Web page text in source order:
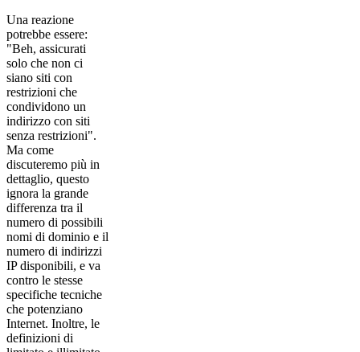
Una reazione
potrebbe essere:
"Beh, assicurati
solo che non ci
siano siti con
restrizioni che
condividono un
indirizzo con siti
senza restrizioni".
Ma come
discuteremo più in
dettaglio, questo
ignora la grande
differenza tra il
numero di possibili
nomi di dominio e il
numero di indirizzi
IP disponibili, e va
contro le stesse
specifiche tecniche
che potenziano
Internet. Inoltre, le
definizioni di